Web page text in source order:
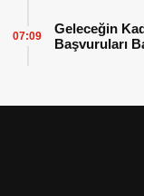
Geleceğin
Başvuruları
07:09